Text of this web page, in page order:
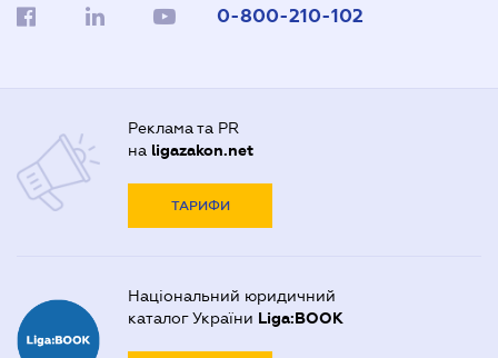
0-800-210-102
Реклама та PR
на ligazakon.net
ТАРИФИ
Національний юридичний
каталог України Liga:BOOK